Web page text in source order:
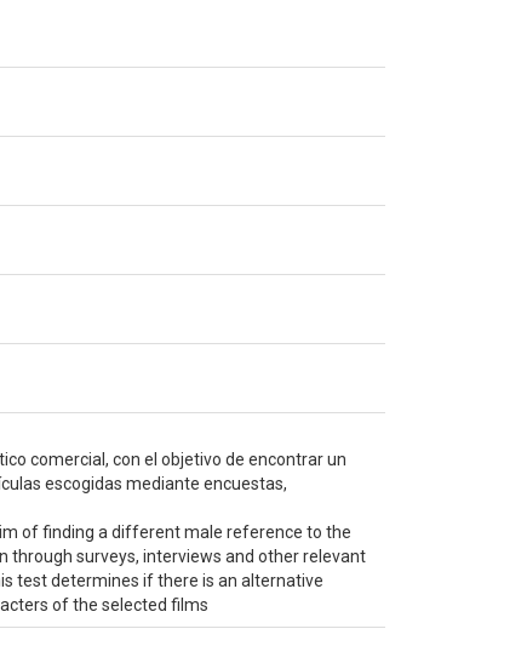
comercial, con el objetivo de encontrar un
escogidas mediante encuestas,
of finding a different male reference to the
through surveys, interviews and other relevant
test determines if there is an alternative
of the selected films